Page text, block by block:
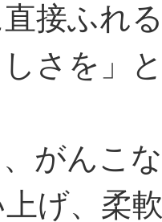
直接ふれ
さを」
がんこ
げ、柔